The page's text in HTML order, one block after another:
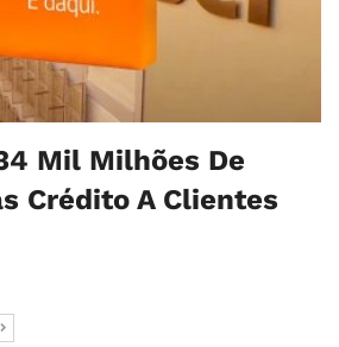
Mil Milhões De
Crédito A Clientes